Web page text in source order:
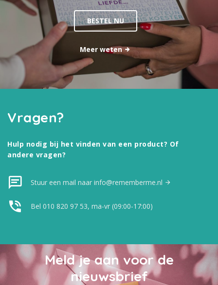
BESTEL NU
Meer weten
Vragen?
Hulp nodig bij het vinden van een product? Of
andere vragen?
Stuur een mail naar info@rememberme.nl
Bel 010 820 97 53, ma-vr (09:00-17:00)
Meld je aan voor de
nieuwsbrief